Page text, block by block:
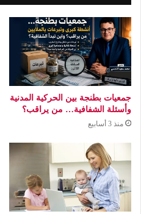
جمعيات بطنجة بين الحركية المدنية
وأسئلة الشفافية… من يراقب؟
منذ 3 أسابيع